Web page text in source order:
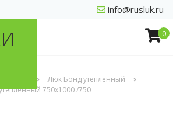
info@rusluk.ru
0
люки
Люк Бонд утепленный
750х1000 /750